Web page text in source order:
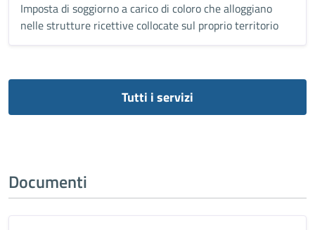
Imposta di soggiorno a carico di coloro che alloggiano
nelle strutture ricettive collocate sul proprio territorio
Tutti i servizi
Documenti